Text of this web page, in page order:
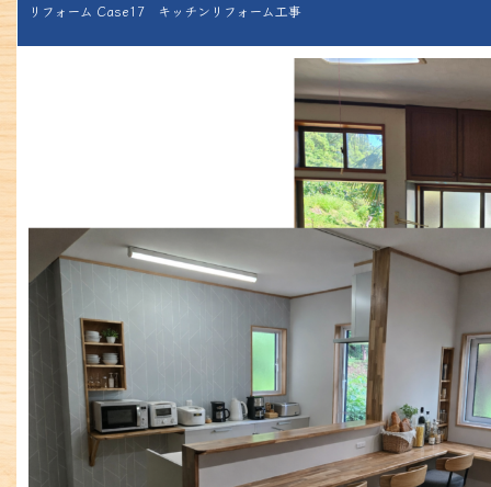
リフォーム Case17 キッチンリフォーム工事